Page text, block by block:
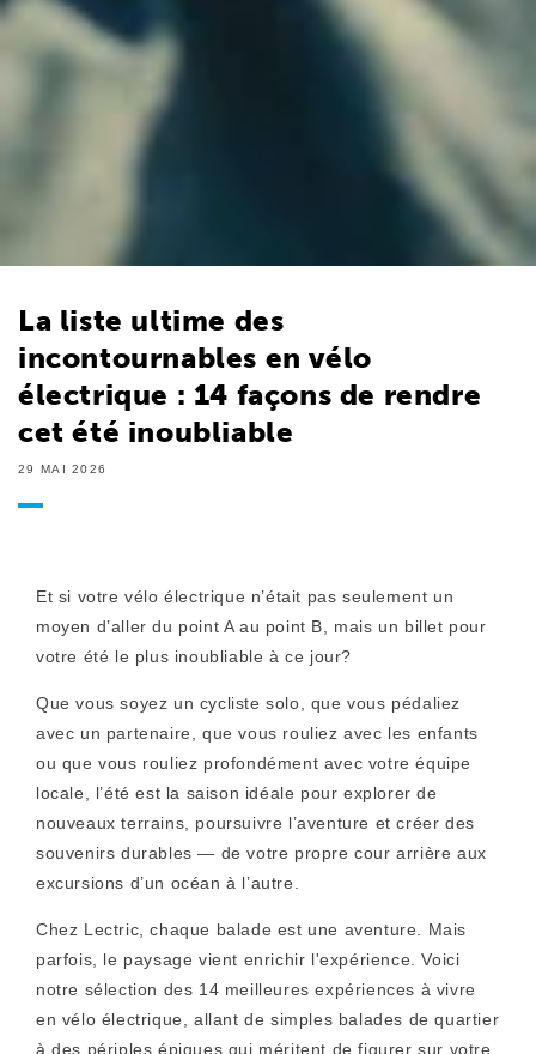
La liste ultime des
incontournables en vélo
électrique : 14 façons de rendre
cet été inoubliable
29 MAI 2026
Et si votre vélo électrique n’était pas seulement un
moyen d’aller du point A au point B, mais un billet pour
votre été le plus inoubliable à ce jour?
Que vous soyez un cycliste solo, que vous pédaliez
avec un partenaire, que vous rouliez avec les enfants
ou que vous rouliez profondément avec votre équipe
locale, l’été est la saison idéale pour explorer de
nouveaux terrains, poursuivre l’aventure et créer des
souvenirs durables — de votre propre cour arrière aux
excursions d’un océan à l’autre.
Chez Lectric, chaque balade est une aventure. Mais
parfois, le paysage vient enrichir l'expérience. Voici
notre sélection des 14 meilleures expériences à vivre
en vélo électrique, allant de simples balades de quartier
à des périples épiques qui méritent de figurer sur votre